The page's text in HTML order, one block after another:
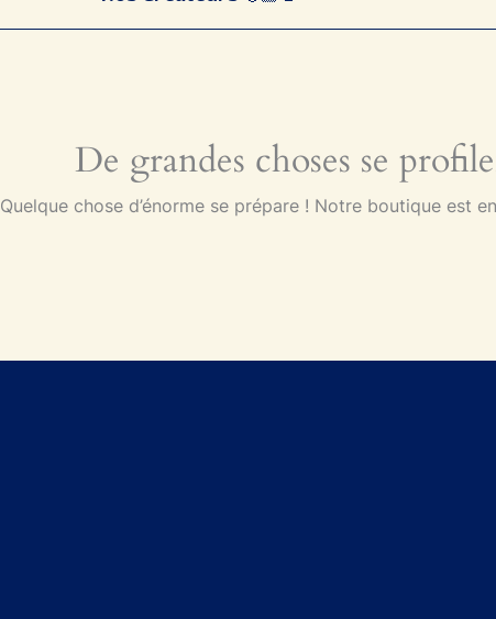
De grandes choses se
Quelque chose d’énorme se prépare ! Notre boutique est